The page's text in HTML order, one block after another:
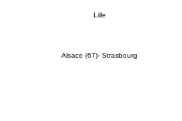
Lille
Alsace (67)- Strasbourg